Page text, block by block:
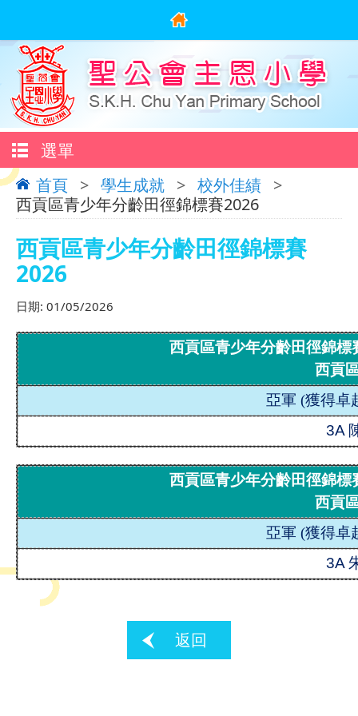
選單
首頁 > 學生成就 > 校外佳績 >
西貢區青少年分齡田徑錦標賽2026
西貢區青少年分齡田徑錦標賽
2026
日期: 01/05/2026
西貢區青少年分齡田徑錦
西貢
亞軍 (獲得卓
3A
西貢區青少年分齡田徑錦
西貢
亞軍 (獲得卓
3A
返回